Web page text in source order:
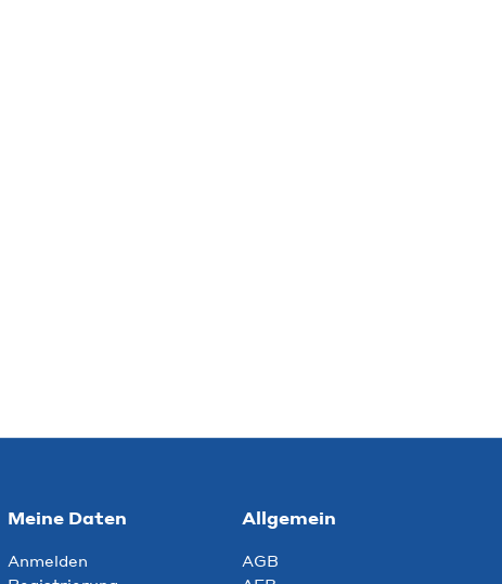
Meine Daten
Anmelden
Allgemein
AGB